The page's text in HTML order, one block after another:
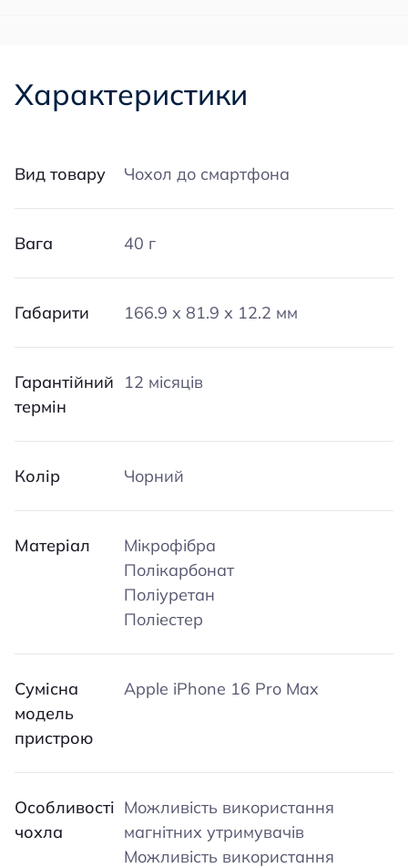
Характеристики
Вид товару Чохол до смартфона
Вага 40 г
Габарити 166.9 х 81.9 х 12.2 мм
Гарантійний
термін
12 місяців
Колір Чорний
Матеріал
Мікрофібра
Полікарбонат
Поліуретан
Поліестер
Сумісна
модель
пристрою
Apple iPhone 16 Pro Max
Особливості
чохла
Можливість використання
магнітних утримувачів
Можливість використання